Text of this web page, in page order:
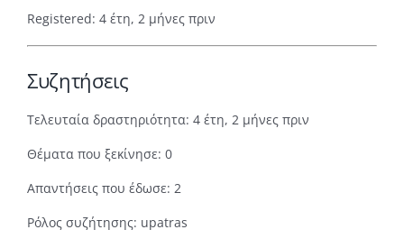
Registered: 4 έτη, 2 μήνες πριν
Συζητήσεις
Τελευταία δραστηριότητα: 4 έτη, 2 μήνες πριν
Θέματα που ξεκίνησε: 0
Απαντήσεις που έδωσε: 2
Ρόλος συζήτησης: upatras